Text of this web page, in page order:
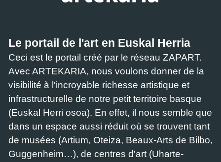
Le portail de l'art en Euskal Herria
Ceci est le portail créé par le réseau ZAPART.
Avec ARTEKARIA, nous voulons donner de la
visibilité à l'incroyable richesse artistique et
infrastructurelle de notre petit territoire basque
(Euskal Herri osoa). En effet, il nous semble que
dans un espace aussi réduit où se trouvent tant
de musées (Artium, Oteiza, Beaux-Arts de Bilbo,
Guggenheim…), de centres d'art (Uharte-